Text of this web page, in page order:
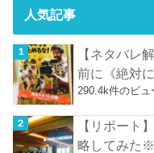
人気記事
【ネタバレ
前に《絶対
290.4k件のビュ
【リポート
略してみた